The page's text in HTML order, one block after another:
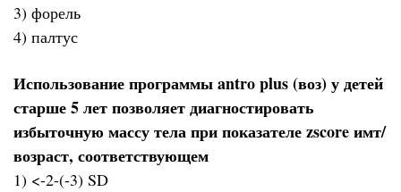
3) форель
4) палтус
Использование программы antro plus (воз) у детей
старше 5 лет позволяет диагностировать
избыточную массу тела при показателе zscore имт/
возраст, соответствующем
1) <-2-(-3) SD